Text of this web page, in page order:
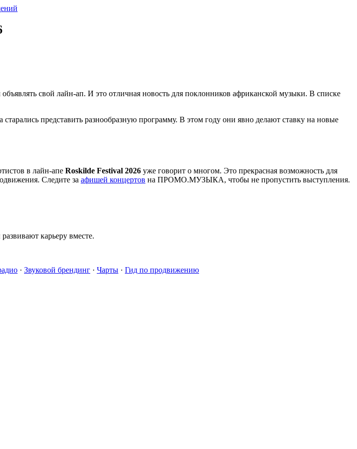
объявлять свой лайн-ап. И это отличная новость для поклонников африканской музыки. В списке
представить разнообразную программу. В этом году они явно делают ставку на новые
в лайн-апе Roskilde Festival 2026 уже говорит о многом. Это прекрасная возможность для
Следите за афишей концертов на ПРОМО.МУЗЫКА, чтобы не пропустить выступления.
карьеру вместе.
· Звуковой брендинг · Чарты · Гид по продвижению